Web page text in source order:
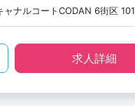
ナルコートCODAN 6街区 101
求人詳細